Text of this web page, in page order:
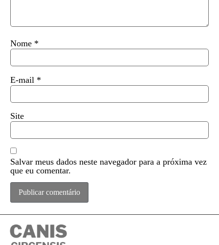
Nome *
E-mail *
Site
Salvar meus dados neste navegador para a próxima vez
que eu comentar.